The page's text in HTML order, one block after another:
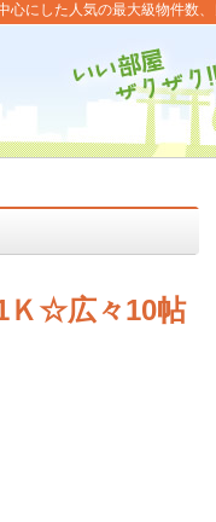
心にした人気の最大級物件数
Ｋ☆広々10帖